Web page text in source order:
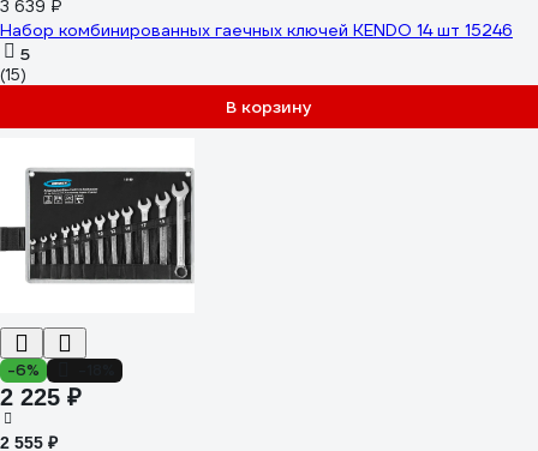
3 639 ₽
Набор комбинированных гаечных ключей KENDO 14 шт 15246
5
(15)
В корзину
-6%
2 225 ₽
2 555 ₽